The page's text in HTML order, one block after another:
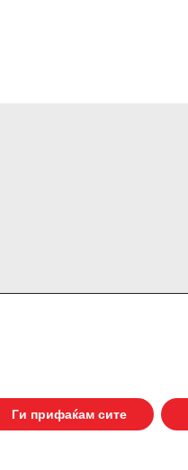
Ги прифаќам сите